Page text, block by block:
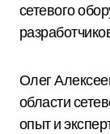
сетевого
Олег
области
опыт и